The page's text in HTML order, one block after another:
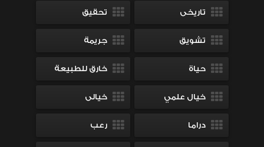
تاريخى تحقيق
تشويق جريمة
حياة خارق للطبيعة
خيال علمي خيالى
دراما رعب